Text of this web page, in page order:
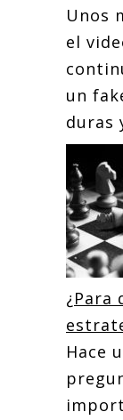
Unos
el
un
duras
¿Para
Hace